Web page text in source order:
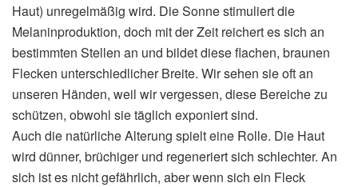
Haut) unregelmäßig wird. Die Sonne stimuliert die
Melaninproduktion, doch mit der Zeit reichert es sich an
bestimmten Stellen an und bildet diese flachen, braunen
Flecken unterschiedlicher Breite. Wir sehen sie oft an
unseren Händen, weil wir vergessen, diese Bereiche zu
schützen, obwohl sie täglich exponiert sind.
Auch die natürliche Alterung spielt eine Rolle. Die Haut
wird dünner, brüchiger und regeneriert sich schlechter. An
sich ist es nicht gefährlich, aber wenn sich ein Fleck